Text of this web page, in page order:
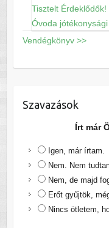
Tisztelt
Óvoda jótékonysági
Vendégkönyv >>
Szavazások
Írt már
Igen, már írtam.
Nem. Nem
Nem, de majd
Erőt gyűjtök,
Nincs ötletem,